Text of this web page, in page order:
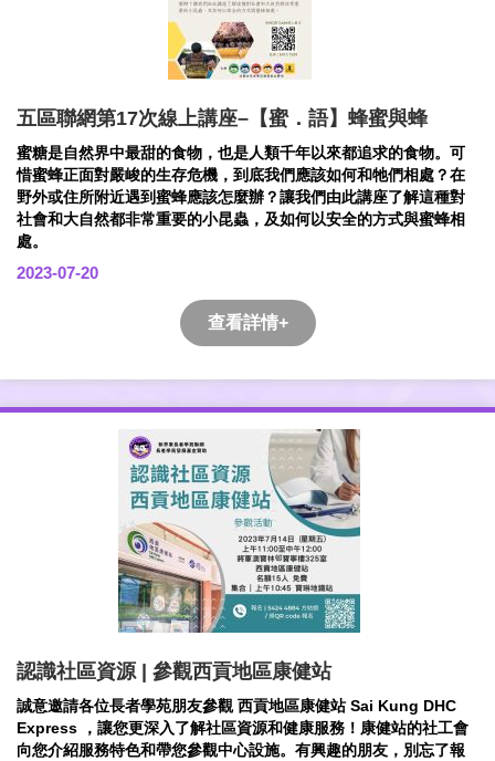
五區聯網第17次線上講座–【蜜．語】蜂蜜與蜂
蜜糖是自然界中最甜的食物，也是人類千年以來都追求的食物。可
惜蜜蜂正面對嚴峻的生存危機，到底我們應該如何和牠們相處？在
野外或住所附近遇到蜜蜂應該怎麼辦？讓我們由此講座了解這種對
社會和大自然都非常重要的小昆蟲，及如何以安全的方式與蜜蜂相
處。
2023-07-20
查看詳情+
認識社區資源 | 參觀西貢地區康健站
誠意邀請各位長者學苑朋友參觀 西貢地區康健站 Sai Kung DHC
Express ，讓您更深入了解社區資源和健康服務！康健站的社工會
向您介紹服務特色和帶您參觀中心設施。有興趣的朋友，別忘了報